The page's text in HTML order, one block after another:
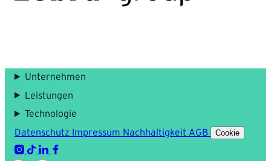
Unternehmen
Leistungen
Technologie
Datenschutz
Impressum Nachhaltigkeit AGB Cookie